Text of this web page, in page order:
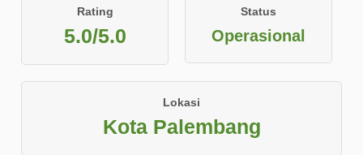
Rating
5.0/5.0
Status
Operasional
Lokasi
Kota Palembang